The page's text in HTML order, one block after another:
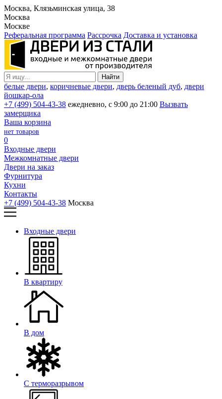
Москва, Клязьминская улица, 38
Москва
Москве
Реферальная программа Рассрочка Доставка и установка
белые двери, коричневые двери, дверь беленый дуб, двери
йошкар-ола
+7 (499) 504-43-38 ежедневно, с 9:00 до 21:00 Вызвать
замерщика
Ваша корзина
нет товаров
0
Входные двери
Межкомнатные двери
Двери на заказ
Фурнитура
Кухни
Контакты
+7 (499) 504-43-38 Москва
Входные двери
В квартиру
В дом
С терморазрывом